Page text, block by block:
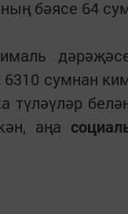
бәясе 64
6310 сумнан
түләүләр
аңа